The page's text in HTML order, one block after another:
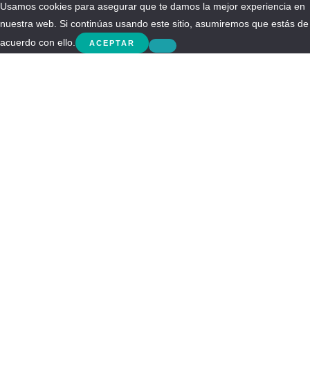
Usamos cookies para asegurar que te damos la mejor experiencia en
nuestra web. Si continúas usando este sitio, asumiremos que estás de
acuerdo con ello.
ACEPTAR